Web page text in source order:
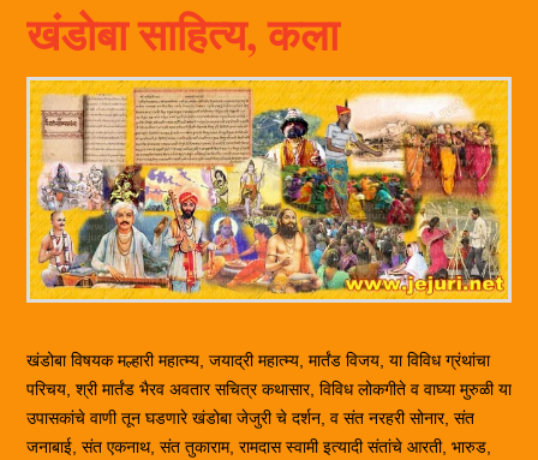
खंडोबा साहित्य, कला
खंडोबा विषयक मल्हारी महात्म्य, जयाद्री महात्म्य, मार्तंड विजय, या विविध ग्रंथांचा
परिचय, श्री मार्तंड भैरव अवतार सचित्र कथासार, विविध लोकगीते व वाघ्या मुरुळी या
उपासकांचे वाणी तून घडणारे खंडोबा जेजुरी चे दर्शन, व संत नरहरी सोनार, संत
जनाबाई, संत एकनाथ, संत तुकाराम, रामदास स्वामी इत्यादी संतांचे आरती, भारुड,